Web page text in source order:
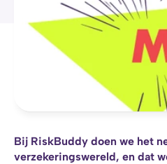
Bij RiskBuddy doen we het
verzekeringswereld, en dat